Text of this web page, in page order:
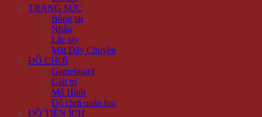
TRANG SỨC
Bông tai
Nhẫn
Lắc tay
Mặt Dây Chuyền
ĐỒ CHƠI
Gameboard
Giải trí
Mô Hình
Đồ chơi quán bar
ĐỒ TIỆN ÍCH